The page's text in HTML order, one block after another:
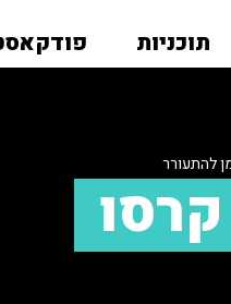
תוכניות
להתעורר